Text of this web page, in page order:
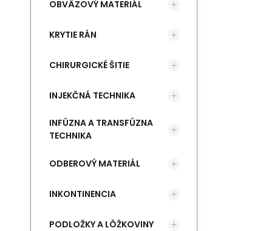
OBVÄZOVÝ MATERIÁL
KRYTIE RÁN
CHIRURGICKÉ ŠITIE
INJEKČNÁ TECHNIKA
INFÚZNA A TRANSFÚZNA
TECHNIKA
ODBEROVÝ MATERIÁL
INKONTINENCIA
PODLOŽKY A LÔŽKOVINY